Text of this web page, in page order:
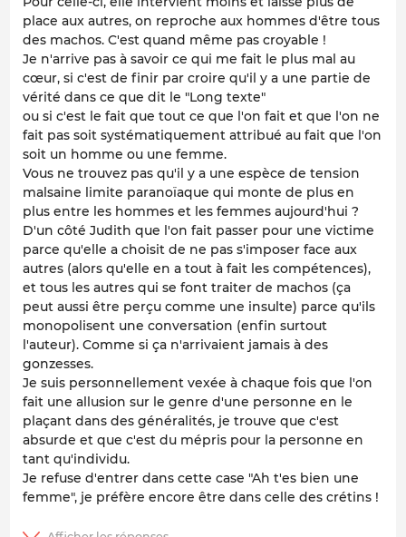
place aux autres, on reproche aux hommes d'être tous
des machos. C'est quand même pas croyable !
Je n'arrive pas à savoir ce qui me fait le plus mal au
cœur, si c'est de finir par croire qu'il y a une partie de
vérité dans ce que dit le "Long texte"
ou si c'est le fait que tout ce que l'on fait et que l'on ne
fait pas soit systématiquement attribué au fait que l'on
soit un homme ou une femme.
Vous ne trouvez pas qu'il y a une espèce de tension
malsaine limite paranoïaque qui monte de plus en
plus entre les hommes et les femmes aujourd'hui ?
D'un côté Judith que l'on fait passer pour une victime
parce qu'elle a choisit de ne pas s'imposer face aux
autres (alors qu'elle en a tout à fait les compétences),
et tous les autres qui se font traiter de machos (ça
peut aussi être perçu comme une insulte) parce qu'ils
monopolisent une conversation (enfin surtout
l'auteur). Comme si ça n'arrivaient jamais à des
gonzesses.
Je suis personnellement vexée à chaque fois que l'on
fait une allusion sur le genre d'une personne en le
plaçant dans des généralités, je trouve que c'est
absurde et que c'est du mépris pour la personne en
tant qu'individu.
Je refuse d'entrer dans cette case "Ah t'es bien une
femme", je préfère encore être dans celle des crétins !